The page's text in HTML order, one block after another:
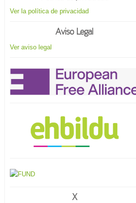
Ver la política de privacidad
Aviso Legal
Ver aviso legal
X